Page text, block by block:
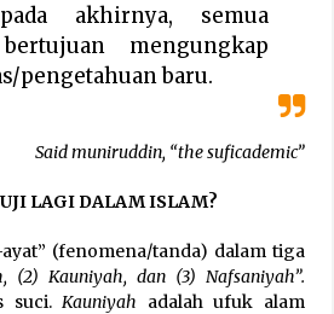
akhirnya, semua
mengungkap
pengetahuan baru.
Said muniruddin, “the suficademic”
LAGI DALAM ISLAM?
(fenomena/tanda) dalam tiga
(2) Kauniyah, dan (3) Nafsaniyah”.
suci.Kauniyah adalah ufuk alam